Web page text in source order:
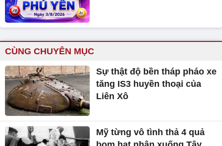
CÙNG CHUYÊN MỤC
Sự thật độ bền tháp pháo xe
tăng IS3 huyền thoại của
Liên Xô
Mỹ từng vô tình thả 4 quả